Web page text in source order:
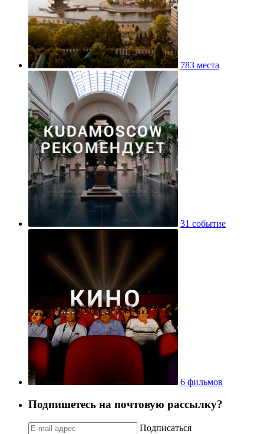
783 места
31 событие
6 фильмов
Подпишетесь на почтовую рассылку?
Подписаться